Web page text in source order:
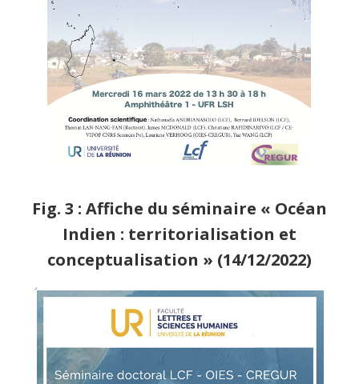
Fig. 3 : Affiche du séminaire « Océan
Indien : territorialisation et
conceptualisation » (14/12/2022)